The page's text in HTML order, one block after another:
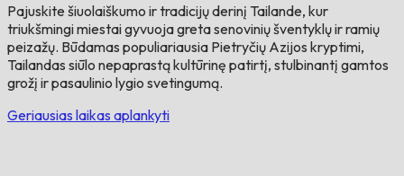
Pajuskite šiuolaiškumo ir tradicijų derinį Tailande, kur
triukšmingi miestai gyvuoja greta senovinių šventyklų ir ramių
peizažų. Būdamas populiariausia Pietryčių Azijos kryptimi,
Tailandas siūlo nepaprastą kultūrinę patirtį, stulbinantį gamtos
grožį ir pasaulinio lygio svetingumą.
Geriausias laikas aplankyti